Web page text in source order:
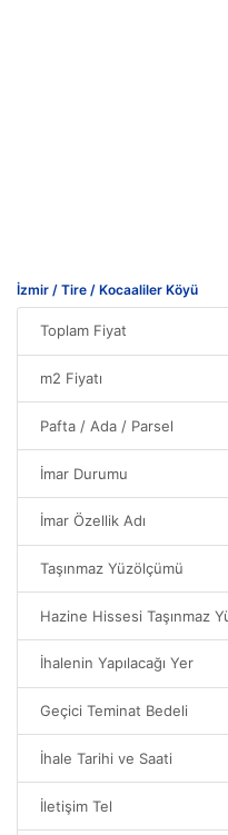
İzmir / Tire / Kocaaliler Köyü
Toplam Fiyat
m2 Fiyatı
Pafta / Ada / Parsel
İmar Durumu
İmar Özellik Adı
Taşınmaz Yüzölçümü
Hazine Hissesi Taşınmaz
İhalenin Yapılacağı Yer
Geçici Teminat Bedeli
İhale Tarihi ve Saati
İletişim Tel